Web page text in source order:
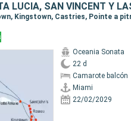
Oceania Sonata
22 d
Camarote balcón
Miami
22/02/2029